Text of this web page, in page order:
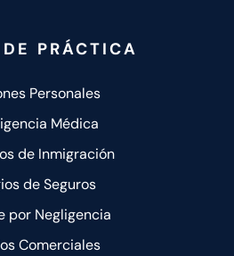
PRÁCTICA
Personales
Médica
de Inmigración
de Seguros
por Negligencia
Comerciales